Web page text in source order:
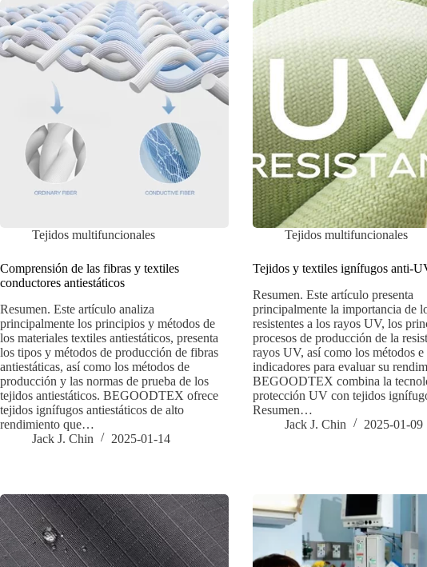
Tejidos multifuncionales
Comprensión de las fibras y textiles
conductores antiestáticos
Resumen. Este artículo analiza
principalmente los principios y métodos de
los materiales textiles antiestáticos, presenta
los tipos y métodos de producción de fibras
antiestáticas, así como los métodos de
producción y las normas de prueba de los
tejidos antiestáticos. BEGOODTEX ofrece
tejidos ignífugos antiestáticos de alto
rendimiento que…
Jack J. Chin
2025-01-14
Tejidos multifuncionales
Tejidos y textiles ignífugos anti-
Resumen. Este artículo presenta
principalmente la importancia de
resistentes a los rayos UV, los
procesos de producción de la
rayos UV, así como los métodos e
indicadores para evaluar su
BEGOODTEX combina la
protección UV con tejidos
Resumen…
Jack J. Chin
2025-01-09